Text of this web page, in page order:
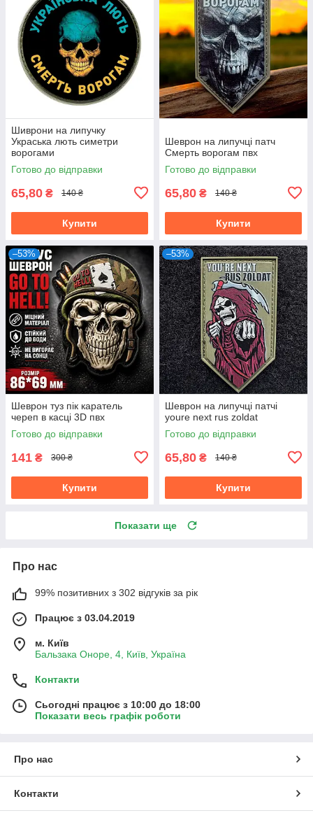
Шиврони на липучку
Украська лють симетри
ворогами
Готово до відправки
65,80 ₴ 140 ₴
Купити
Шеврон на липучці патч
Смерть ворогам пвх
Готово до відправки
65,80 ₴ 140 ₴
Купити
–53%
Шеврон туз пік каратель
череп в касці 3D пвх
Готово до відправки
141 ₴ 300 ₴
Купити
–53%
Шеврон на липучці патчі
youre next rus zoldat
Готово до відправки
65,80 ₴ 140 ₴
Купити
Показати ще
Про нас
99% позитивних з 302 відгуків за рік
Працює з 03.04.2019
м. Київ
Бальзака Оноре, 4, Київ, Україна
Контакти
Сьогодні працює з 10:00 до 18:00
Показати весь графік роботи
Про нас
Контакти